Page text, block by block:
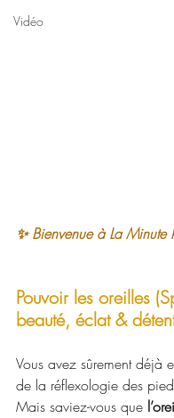
Vidéo
✨ Bienvenue à La Minute
Pouvoir les oreilles
beauté, éclat &
Vous avez sûrement déjà
de la réflexologie des
Mais saviez-vous que